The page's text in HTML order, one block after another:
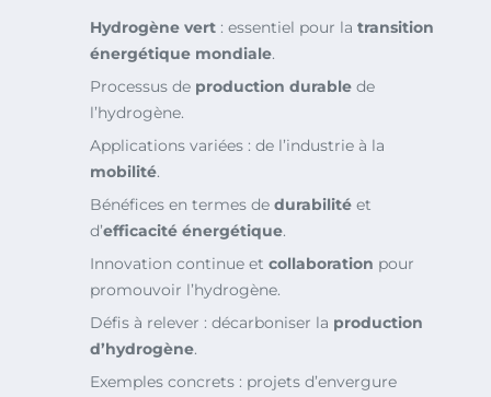
Hydrogène vert : essentiel pour la transition
énergétique mondiale.
Processus de production durable de
l’hydrogène.
Applications variées : de l’industrie à la
mobilité.
Bénéfices en termes de durabilité et
d’efficacité énergétique.
Innovation continue et collaboration pour
promouvoir l’hydrogène.
Défis à relever : décarboniser la production
d’hydrogène.
Exemples concrets : projets d’envergure